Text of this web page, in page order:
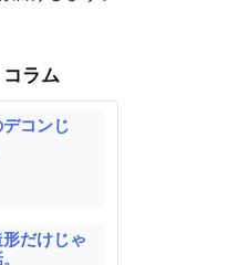
コラム
デコンじ
だけじゃ